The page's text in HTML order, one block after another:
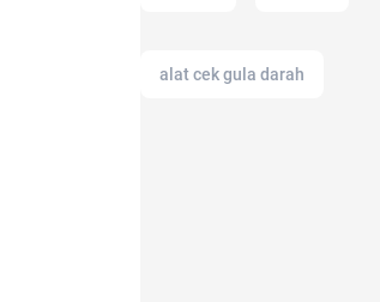
alat cek gula darah